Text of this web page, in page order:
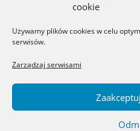
cookie
Używamy plików cookies w celu
serwisów.
Zarządzaj serwisami
wiek 0+
wiek 12+
wiek 15+
wiek 3+